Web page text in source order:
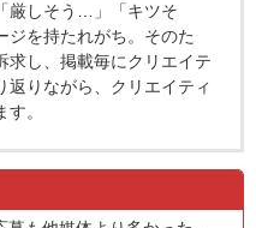
厳しそう…」「キツそ
を持たれがち。そのた
求し、掲載毎にクリエイテ
返りながら、クリエイティ
。